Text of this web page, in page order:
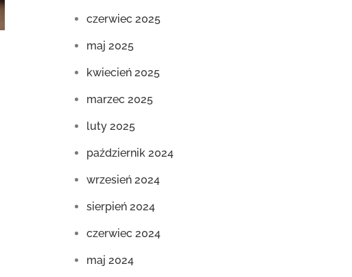
czerwiec 2025
maj 2025
kwiecień 2025
marzec 2025
luty 2025
październik 2024
wrzesień 2024
sierpień 2024
czerwiec 2024
maj 2024